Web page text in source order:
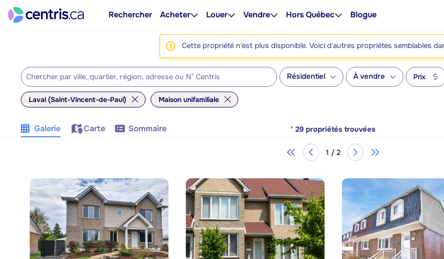
Rechercher Acheter Louer Vendre Hors Québec Blogue
Cette propriété n'est plus disponible. Voici d'autres propriétés semblables
Résidentiel À vendre Prix
Laval (Saint-Vincent-de-Paul) Maison unifamiliale
Galerie Carte Sommaire * 29 propriétés trouvées
1 / 2